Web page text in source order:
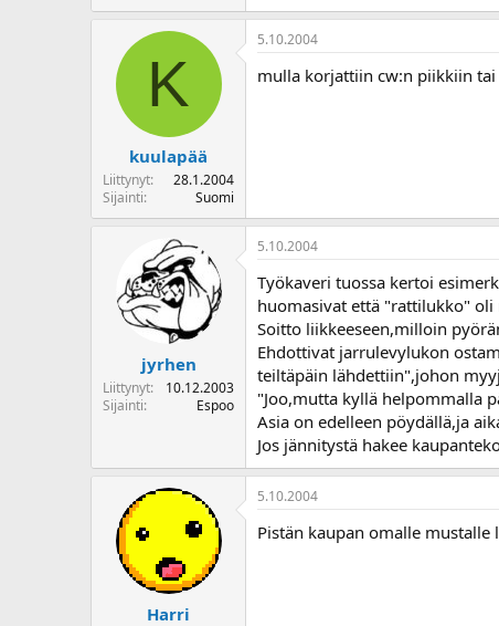
K
kuulapää
Liittynyt
28.1.2004
Sijainti
Suomi
5.10.2004
mulla korjattiin cw:n piikkiin
jyrhen
Liittynyt
10.12.2003
Sijainti
Espoo
5.10.2004
Työkaveri tuossa kertoi
huomasivat että "rattilukko" oli
Soitto liikkeeseen,milloin
Ehdottivat jarrulevylukon
teiltäpäin lähdettiin",johon
"Joo,mutta kyllä helpommalla
Asia on edelleen pöydällä,ja
Jos jännitystä hakee
Harri
5.10.2004
Pistän kaupan omalle mustalle